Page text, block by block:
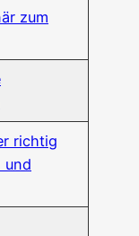
zum
rich­tig
und